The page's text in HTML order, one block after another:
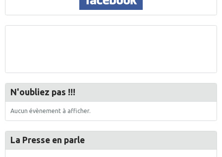
N'oubliez pas !!!
Aucun évènement à afficher.
La Presse en parle